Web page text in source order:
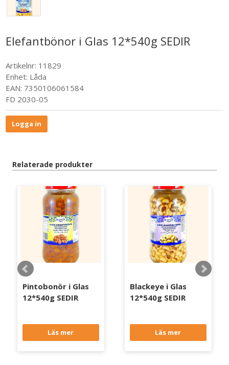
Elefantbönor i Glas 12*540g SEDIR
Artikelnr: 11829
Enhet: Låda
EAN: 7350106061584
FD 2030-05
Logga in
Relaterade produkter
Pintobonör i Glas
12*540g SEDIR
Läs mer
Blackeye i Glas
12*540g SEDIR
Läs mer